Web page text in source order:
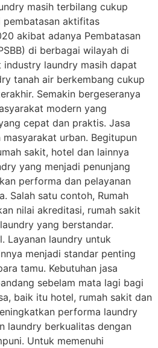
masih terbilang cukup
aktifitas
akibat adanya Pembatasan
di berbagai wilayah di
industry laundry masih dapat
tanah air berkembang cukup
Semakin bergeseranya
modern yang
cepat dan praktis. Jasa
urban. Begitupun
sakit, hotel dan lainnya
yang menjadi penunjang
performa dan pelayanan
Salah satu contoh, Rumah
nilai akreditasi, rumah sakit
yang berstandar.
Layanan laundry untuk
menjadi standar penting
tamu. Kebutuhan jasa
sebelam mata lagi bagi
baik itu hotel, rumah sakit dan
performa laundry
laundry berkualitas dengan
Untuk memenuhi